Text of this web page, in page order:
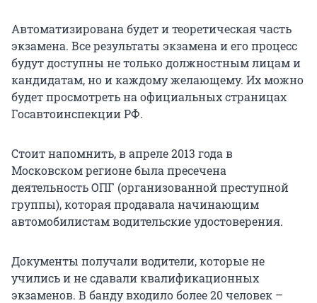
Автоматизирована будет и теоретическая часть
экзамена. Все результаты экзамена и его процесс
будут доступны не только должностным лицам и
кандидатам, но и каждому желающему. Их можно
будет просмотреть на официальных страницах
Госавтоинспекции РФ.
Стоит напомнить, в апреле 2013 года в
Московском регионе была пресечена
деятельность ОПГ (организованной преступной
группы), которая продавала начинающим
автомобилистам водительские удостоверения.
Документы получали водители, которые не
учились и не сдавали квалификационных
экзаменов. В банду входило более 20 человек –